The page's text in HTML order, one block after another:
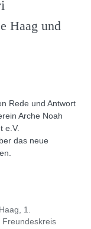
Haag und
Rede und Antwort
Arche Noah
e.V.
das neue
1.
Freundeskreis